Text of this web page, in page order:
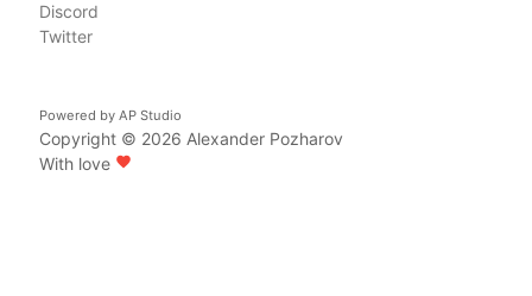
Discord
Twitter
Powered by AP Studio
Copyright © 2026 Alexander Pozharov
With love favorite